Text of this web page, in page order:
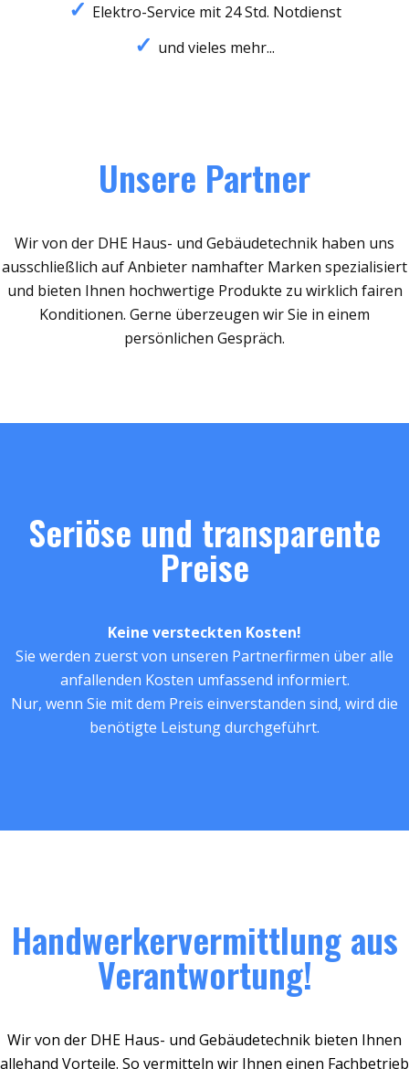
Elektro-Service mit 24 Std. Notdienst
und vieles mehr...
Unsere Partner
Wir von der DHE Haus- und Gebäudetechnik haben uns
ausschließlich auf Anbieter namhafter Marken spezialisiert
und bieten Ihnen hochwertige Produkte zu wirklich fairen
Konditionen. Gerne überzeugen wir Sie in einem
persönlichen Gespräch.
Seriöse und transparente
Preise
Keine versteckten Kosten!
Sie werden zuerst von unseren Partnerfirmen über alle
anfallenden Kosten umfassend informiert.
Nur, wenn Sie mit dem Preis einverstanden sind, wird die
benötigte Leistung durchgeführt.
Handwerkervermittlung aus
Verantwortung!
Wir von der DHE Haus- und Gebäudetechnik bieten Ihnen
allehand Vorteile. So vermitteln wir Ihnen einen Fachbetrieb